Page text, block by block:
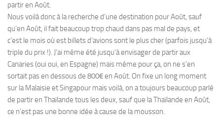
partir en Août.
Nous voilà donc à la recherche d’une destination pour Août, sauf
qu’en Août, il fait beaucoup trop chaud dans pas mal de pays, et
c’est le mois où est billets d’avions sont le plus cher (parfois jusqu’à
triple du prix !). J’ai même été jusqu’à envisager de partir aux
Canaries (oui oui, en Espagne) mais même pour ça, on ne s’en
sortait pas en dessous de 800€ en Août. On fixe un long moment
sur la Malaisie et Singapour mais voilà, on a toujours beaucoup parlé
de partir en Thaïlande tous les deux, sauf que la Thaïlande en Août,
ce n’est pas une bonne idée à cause de la mousson.